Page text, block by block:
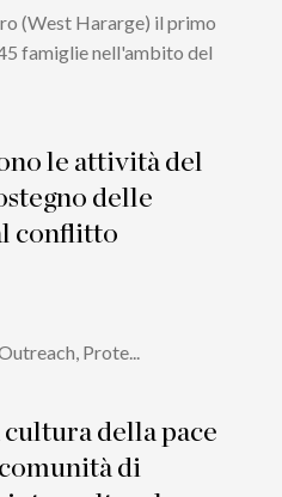
(West Hararge) il primo
famiglie nell'ambito del
le attività del
delle
conflitto
Prote...
della pace
di